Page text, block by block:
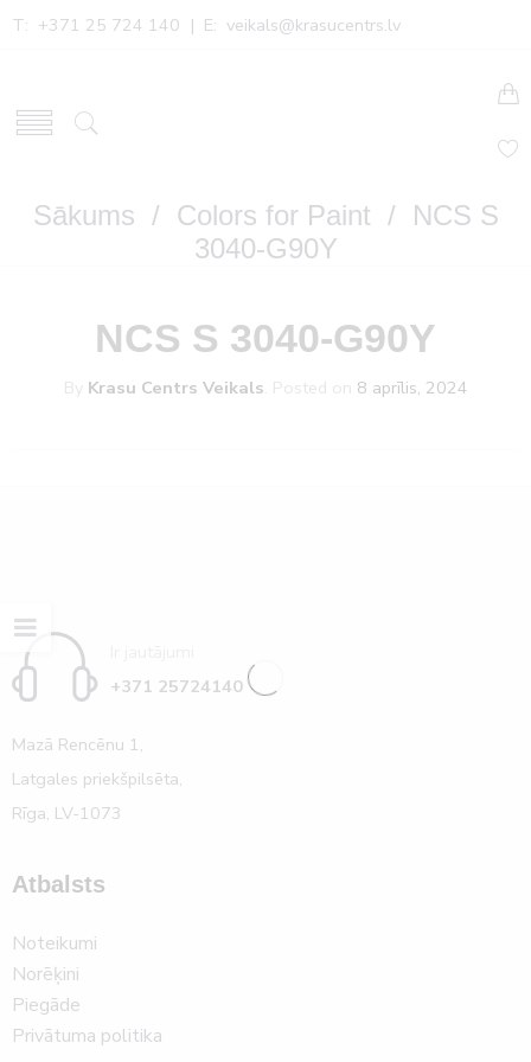
T: +371 25 724 140 | E: veikals@krasucentrs.lv
Sākums / Colors for Paint / NCS S
3040-G90Y
NCS S 3040-G90Y
By Krasu Centrs Veikals Posted on 8 aprīlis, 2024
+371 25724140
Mazā Rencēnu 1,
Latgales priekšpilsēta,
Rīga, LV-1073
Atbalsts
Noteikumi
Norēķini
Piegāde
Privātuma politika